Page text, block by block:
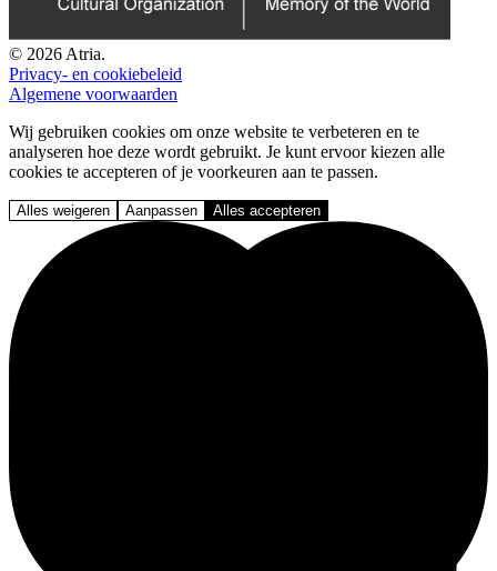
© 2026 Atria.
Privacy- en cookiebeleid
Algemene voorwaarden
Wij gebruiken cookies om onze website te verbeteren en te
analyseren hoe deze wordt gebruikt. Je kunt ervoor kiezen alle
cookies te accepteren of je voorkeuren aan te passen.
Alles weigeren Aanpassen Alles accepteren